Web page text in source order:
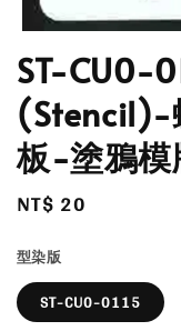
ST-CU0-
(Stencil)-
板-塗鴉
Regular
NT$ 20
型染版
ST-CU0-0115